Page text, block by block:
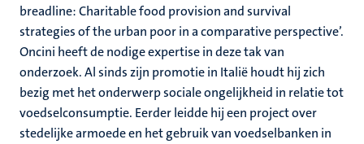
breadline: Charitable food provision and survival
strategies of the urban poor in a comparative perspective’.
Oncini heeft de nodige expertise in deze tak van
onderzoek. Al sinds zijn promotie in Italië houdt hij zich
bezig met het onderwerp sociale ongelijkheid in relatie tot
voedselconsumptie. Eerder leidde hij een project over
stedelijke armoede en het gebruik van voedselbanken in